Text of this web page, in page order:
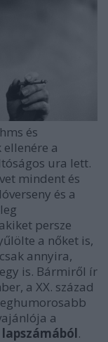
és
ellenére a
ura lett.
mindent és
és a
persze
a nőket is,
annyira,
is. Bármiről ír
a XX. század
a
.